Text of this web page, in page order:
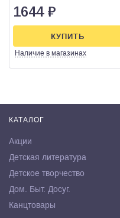
1644 ₽
Наличие в магазинах
КУПИТЬ
КАТАЛОГ
Акции
Детская литература
Детское творчество
Дом. Быт. Досуг.
Канцтовары